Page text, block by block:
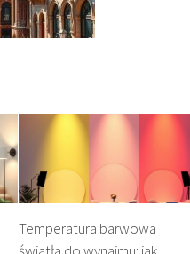
Temperatura barwowa
światła do wynajmu: jak